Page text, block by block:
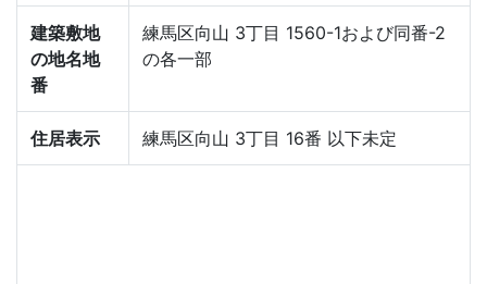
建築敷地
の地名地
番
練馬区向山 3丁目 1560-1および同番-2
の各一部
住居表示 練馬区向山 3丁目 16番 以下未定